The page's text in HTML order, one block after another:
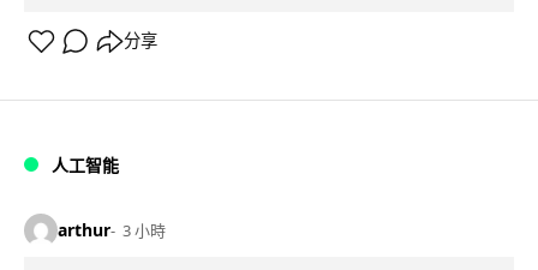
分享
人工智能
arthur 3 小時